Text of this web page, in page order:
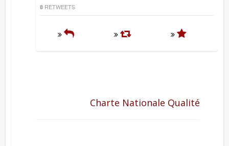
8 RETWEETS
Charte Nationale Qualité